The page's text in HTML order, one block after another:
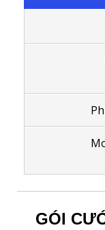
GÓI